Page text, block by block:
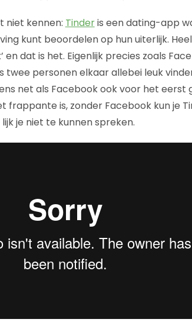
niet kennen: Tinderis een dating-app
kunt beoordelen op hun uiterlijk.
en dat is het. Eigenlijk precies zoals
twee personen elkaar allebei leuk
net als Facebook ook voor het eerst
frappante is, zonder Facebook kun je
je niet te kunnen spreken.